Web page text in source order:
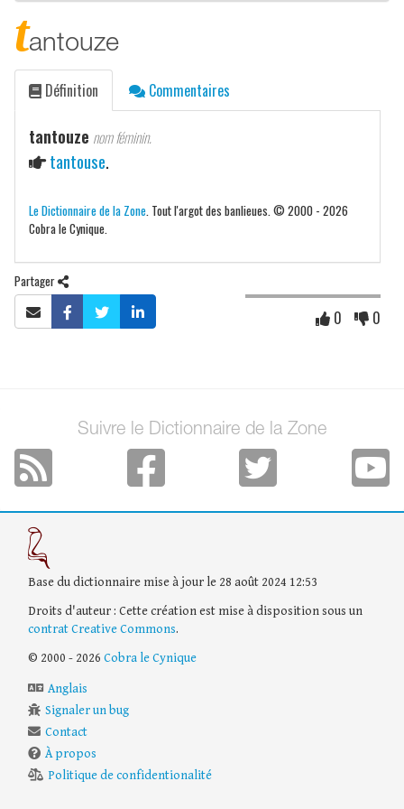
tantouze
Définition Commentaires
tantouze nom féminin.
tantouse.
Le Dictionnaire de la Zone . Tout l'argot des banlieues. © 2000 - 2026
Cobra le Cynique.
Partager
0 0
Suivre le Dictionnaire de la Zone
Base du dictionnaire mise à jour le 28 août 2024 12:53
Droits d'auteur : Cette création est mise à disposition sous un
contrat Creative Commons.
© 2000 - 2026 Cobra le Cynique
Anglais
Signaler un bug
Contact
À propos
Politique de confidentionalité